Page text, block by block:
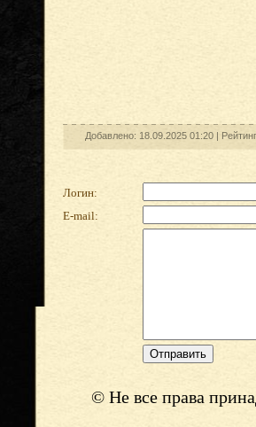
Добавлено: 18.09.2025 01:20 |
Логин:
E-mail:
© Не все права